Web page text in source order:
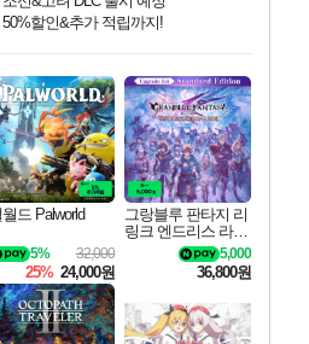
최대 90% 할인가를 만나보세요!
네이버혜택과 함께 만나보세요!
마블 투혼 파이팅 소울즈 정식출시!
마블 히어로 총 출동&화려한 격투!
이니&베니 혜택까지!
네이버 혜택가와 함께 예약하세요!
할인&네이버혜택으로 만나보세요!
네이버페이 혜택과 만나보세요!
40주년 프로모션으로 만나보세요!
할인가에 만나보세요!
일부 에디션 상시 할인!
혜택으로 예약 판매 중
편안하게 충전하세요
드 Palworld
32,000
5%
25% 24,000원
그랑블루 판타지 리
링크 엔드리스 라그
나로크 업그레이드
킷 Granblue Fantasy
Relink Endless Ragn
C
5,000
36,800원